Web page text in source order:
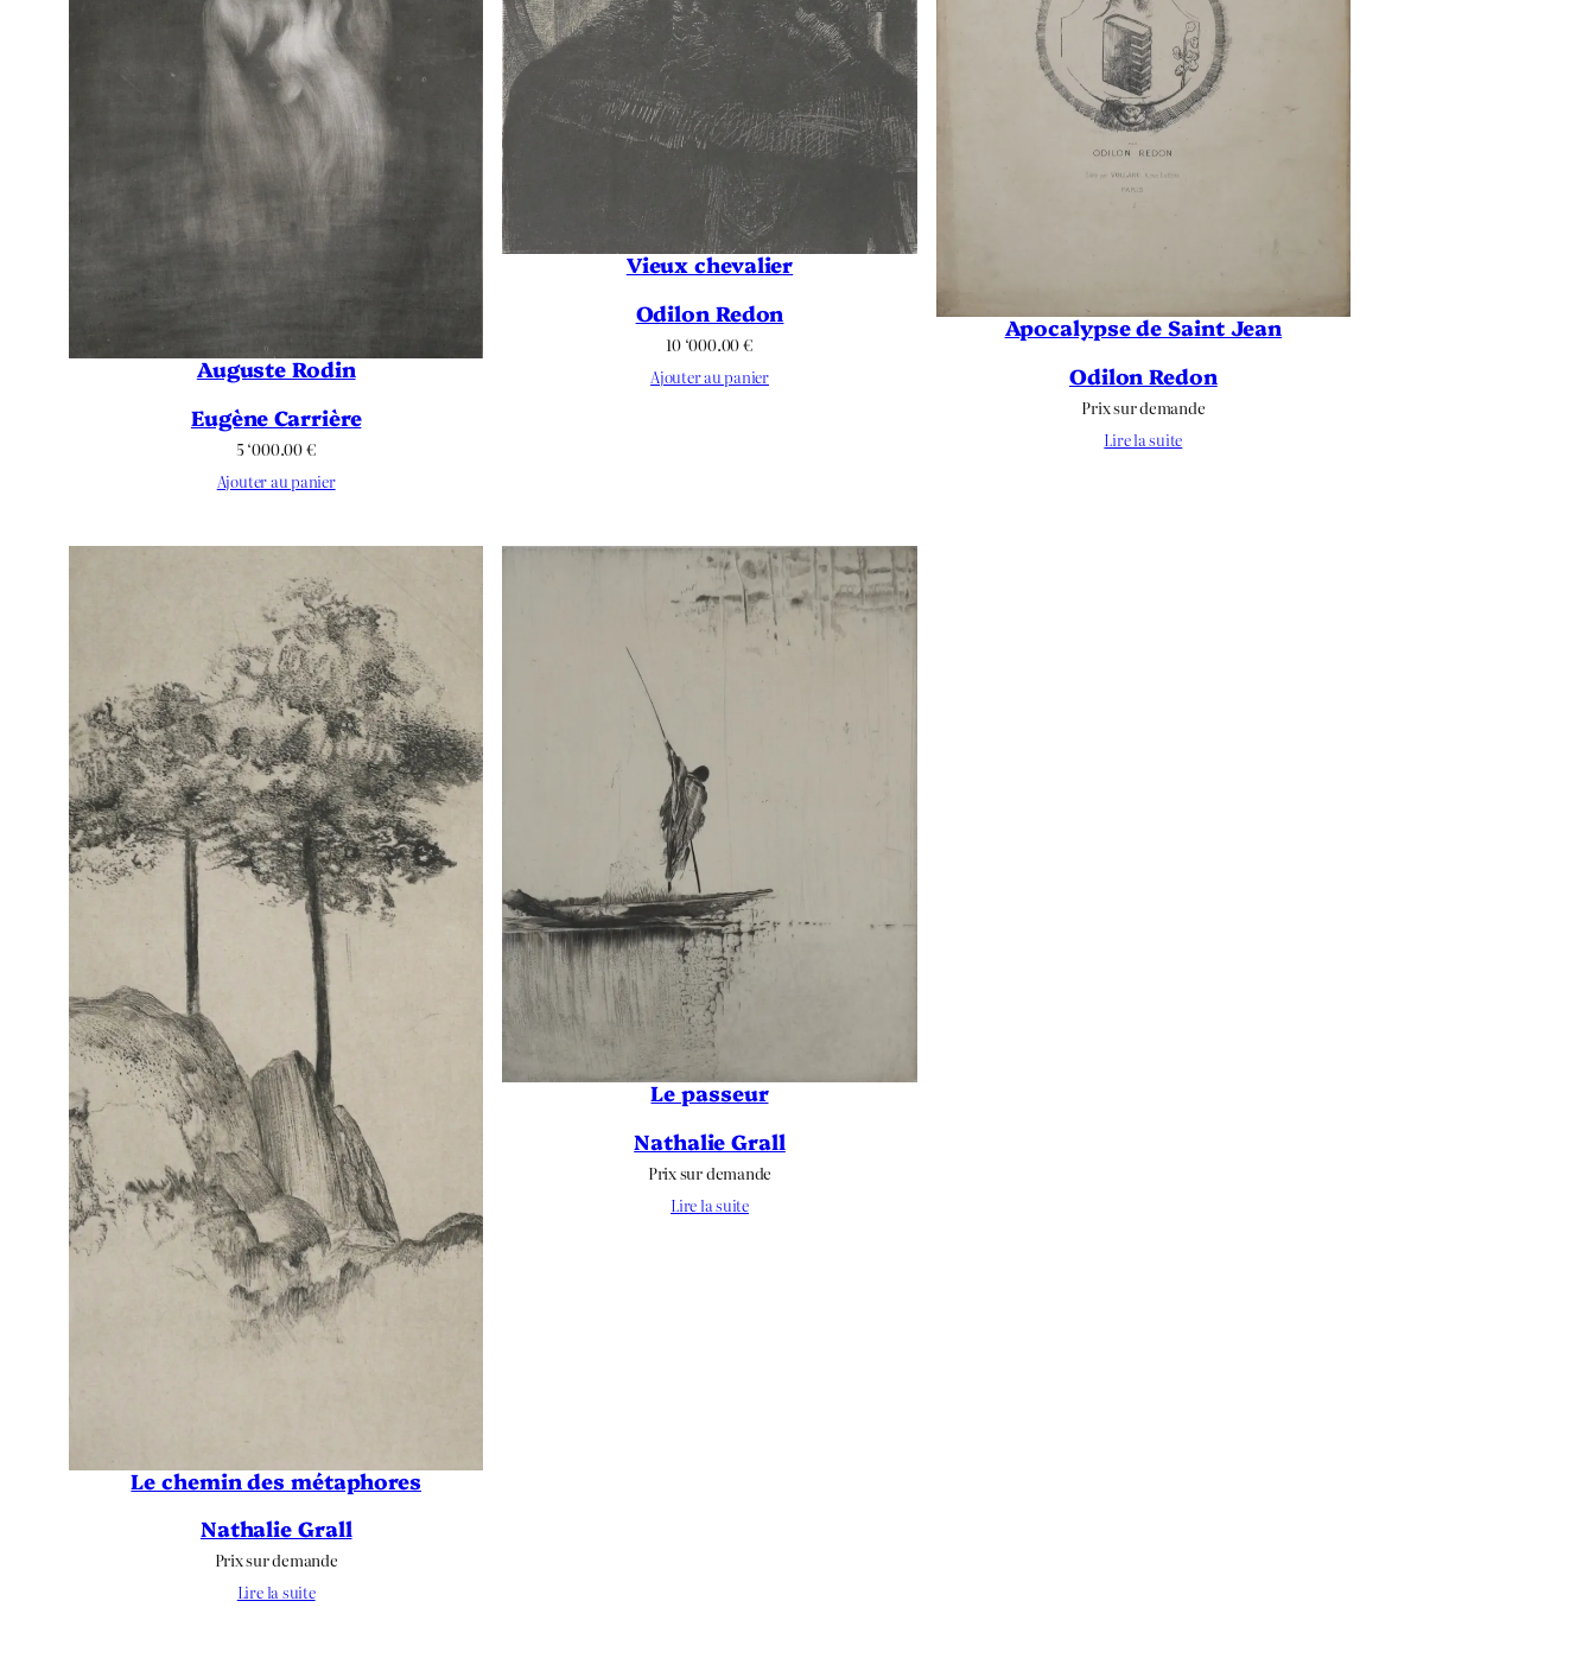
Auguste Rodin
Eugène Carrière
5 ‘000.00€
Ajouter au panier
Vieux chevalier
Odilon Redon
10 ‘000.00€
Ajouter au panier
Apocalypse de Saint Jean
Odilon Redon
Prix sur demande
Lire la suite
Le chemin des métaphores
Nathalie Grall
Prix sur demande
Lire la suite
Le passeur
Nathalie Grall
Prix sur demande
Lire la suite